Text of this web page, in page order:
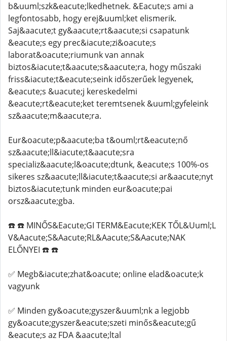
b&uuml;szk&eacute;lkedhetnek. &Eacute;s ami a
legfontosabb, hogy erej&uuml;ket elismerik.
Saj&aacute;t gy&aacute;rt&aacute;si csapatunk
&eacute;s egy prec&iacute;zi&oacute;s
laborat&oacute;riumunk van annak
biztos&iacute;t&aacute;s&aacute;ra, hogy műszaki
friss&iacute;t&eacute;seink időszerűek legyenek,
&eacute;s &uacute;j kereskedelmi
&eacute;rt&eacute;ket teremtsenek &uuml;gyfeleink
sz&aacute;m&aacute;ra.
Eur&oacute;p&aacute;ba t&ouml;rt&eacute;nő
sz&aacute;ll&iacute;t&aacute;sra
specializ&aacute;l&oacute;dtunk, &eacute;s 100%-os
sikeres sz&aacute;ll&iacute;t&aacute;si ar&aacute;nyt
biztos&iacute;tunk minden eur&oacute;pai
orsz&aacute;gba.
☎️ ☎️ MINŐS&Eacute;GI TERM&Eacute;KEK TŐL&Uuml;L
V&Aacute;S&Aacute;RL&Aacute;S&Aacute;NAK
ELŐNYEI ☎️ ☎️
✅ Megb&iacute;zhat&oacute; online elad&oacute;k
vagyunk
✅ Minden gy&oacute;gyszer&uuml;nk a legjobb
gy&oacute;gyszer&eacute;szeti minős&eacute;gű
&eacute;s az FDA &aacute;ltal